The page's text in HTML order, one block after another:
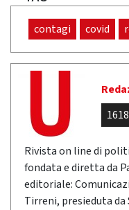
contagi covid
Rivista on line di
fondata e diretta da
editoriale:
Tirreni, presieduta